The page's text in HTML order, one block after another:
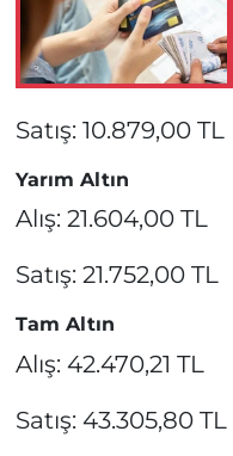
Satış: 10.879,00 TL
Yarım Altın
Alış: 21.604,00 TL
Satış: 21.752,00 TL
Tam Altın
Alış: 42.470,21 TL
Satış: 43.305,80 TL